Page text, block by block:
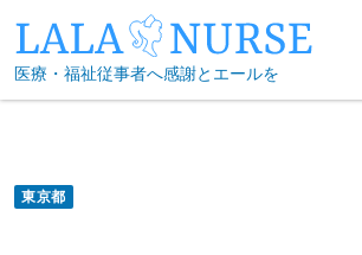
to
content
医療・福祉従事者へ感謝とエールを
東京都